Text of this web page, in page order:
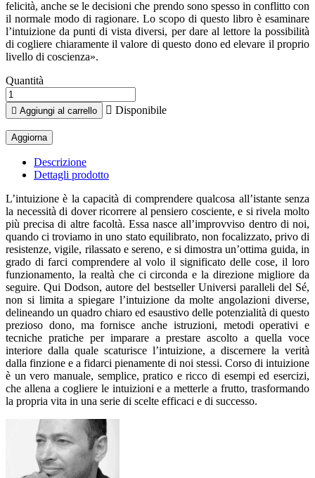
felicità, anche se le decisioni che prendo sono spesso in conflitto con
il normale modo di ragionare. Lo scopo di questo libro è esaminare
l’intuizione da punti di vista diversi, per dare al lettore la possibilità
di cogliere chiaramente il valore di questo dono ed elevare il proprio
livello di coscienza».
Quantità
 Aggiungi al carrello  Disponibile
Descrizione
Dettagli prodotto
L’intuizione è la capacità di comprendere qualcosa all’istante senza
la necessità di dover ricorrere al pensiero cosciente, e si rivela molto
più precisa di altre facoltà. Essa nasce all’improvviso dentro di noi,
quando ci troviamo in uno stato equilibrato, non focalizzato, privo di
resistenze, vigile, rilassato e sereno, e si dimostra un’ottima guida, in
grado di farci comprendere al volo il significato delle cose, il loro
funzionamento, la realtà che ci circonda e la direzione migliore da
seguire. Qui Dodson, autore del bestseller Universi paralleli del Sé,
non si limita a spiegare l’intuizione da molte angolazioni diverse,
delineando un quadro chiaro ed esaustivo delle potenzialità di questo
prezioso dono, ma fornisce anche istruzioni, metodi operativi e
tecniche pratiche per imparare a prestare ascolto a quella voce
interiore dalla quale scaturisce l’intuizione, a discernere la verità
dalla finzione e a fidarci pienamente di noi stessi. Corso di intuizione
è un vero manuale, semplice, pratico e ricco di esempi ed esercizi,
che allena a cogliere le intuizioni e a metterle a frutto, trasformando
la propria vita in una serie di scelte efficaci e di successo.